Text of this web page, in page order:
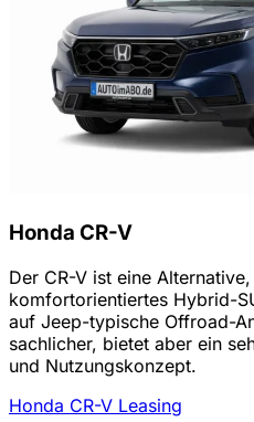
Honda CR-V
Der CR-V ist eine
komfortorientiertes Hybrid-
auf Jeep-typische Offroad-
sachlicher, bietet aber ein
und Nutzungskonzept.
Honda CR-V Leasing